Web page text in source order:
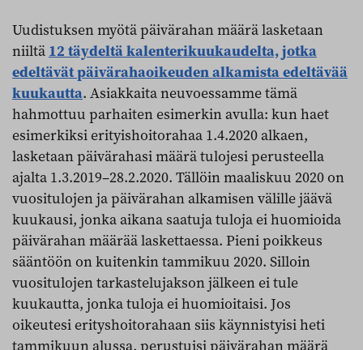
Uudistuksen myötä päivärahan määrä lasketaan
niiltä 12 täydeltä kalenterikuukaudelta, jotka
edeltävät päivärahaoikeuden alkamista edeltävää
kuukautta. Asiakkaita neuvoessamme tämä
hahmottuu parhaiten esimerkin avulla: kun haet
esimerkiksi erityishoitorahaa 1.4.2020 alkaen,
lasketaan päivärahasi määrä tulojesi perusteella
ajalta 1.3.2019–28.2.2020. Tällöin maaliskuu 2020 on
vuositulojen ja päivärahan alkamisen välille jäävä
kuukausi, jonka aikana saatuja tuloja ei huomioida
päivärahan määrää laskettaessa. Pieni poikkeus
sääntöön on kuitenkin tammikuu 2020. Silloin
vuositulojen tarkastelujakson jälkeen ei tule
kuukautta, jonka tuloja ei huomioitaisi. Jos
oikeutesi erityshoitorahaan siis käynnistyisi heti
tammikuun alussa, perustuisi päivärahan määrä